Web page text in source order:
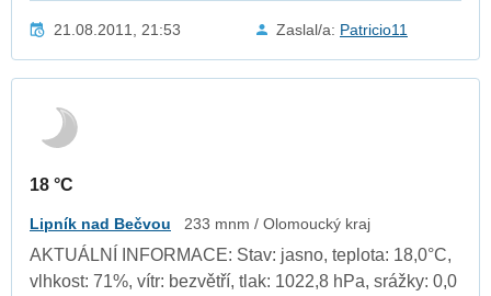
21.08.2011, 21:53 Zaslal/a: Patricio11
18 °C
Lipník nad Bečvou 233 mnm / Olomoucký kraj
AKTUÁLNÍ INFORMACE: Stav: jasno, teplota: 18,0°C,
vlhkost: 71%, vítr: bezvětří, tlak: 1022,8 hPa, srážky: 0,0